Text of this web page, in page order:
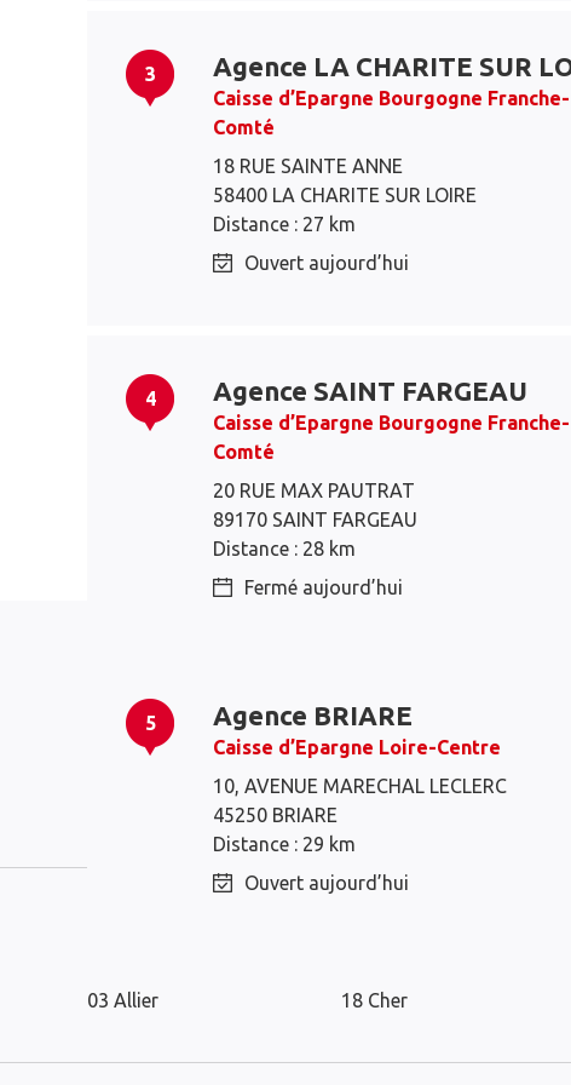
3 Agence LA CHARITE SUR
Caisse d’Epargne Bourgogne Franche-
Comté
18 RUE SAINTE ANNE
58400 LA CHARITE SUR LOIRE
Distance : 27 km
Ouvert aujourd’hui
4 Agence SAINT FARGEAU
Caisse d’Epargne Bourgogne Franche-
Comté
20 RUE MAX PAUTRAT
89170 SAINT FARGEAU
Distance : 28 km
Fermé aujourd’hui
5 Agence BRIARE
Caisse d’Epargne Loire-Centre
10, AVENUE MARECHAL LECLERC
45250 BRIARE
Distance : 29 km
Ouvert aujourd’hui
Cosne-Cours-sur-
Les agences Caisse d’Epargne dans
03 Allier 18 Cher